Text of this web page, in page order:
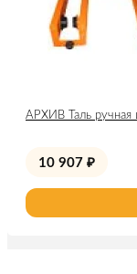
АРХИВ Таль
10 907 ₽